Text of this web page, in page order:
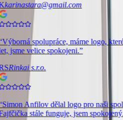
karinastara@gmail.com
Výborná spolupráce, máme logo,
jsme velice spokojeni.”
Rinkai s.r.o.
Simon Anfilov dělal logo pro naši
stále funguje, jsem spokojený.